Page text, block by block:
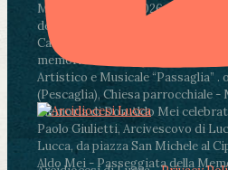
Martedì 4 agosto2026ore 11:30 -
dell’Infanzia don Aldo Mei - Viale
Castracani 435 - Inaugurazione
memoria di don Aldo Mei curato
Artistico e Musicale “Passaglia” .
(Pescaglia), Chiesa parrocchiale -
memoria di Don Aldo Mei
Paolo Giulietti, Arcivescovo di
Lucca, da piazza San Michele al
Aldo Mei - Passeggiata della